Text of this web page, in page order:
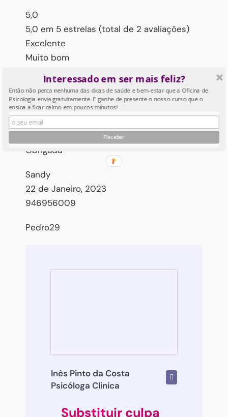
5,0
5,0 em 5 estrelas (total de 2 avaliações)
Excelente
Muito bom
Fraco
Terrível
22 de Setembro, 2023
Obrigada
Sandy
22 de Janeiro, 2023
946956009
Pedro29
Inês Pinto da Costa
Psicóloga Clinica
Substituir culpa
Interessado em ser mais feliz?
Então não perca nenhuma das dicas de saúde e bem-estar que a Oficina de
Psicologia envia gratuitamente. E ganhe de presente o nosso curso que o
ensina a ficar calmo em poucos minutos!